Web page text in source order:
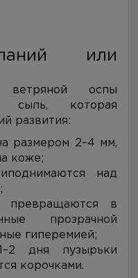
или
ветряной оспы
сыпь, которая
развития:
размером 2–4 мм,
коже;
над
превращаются в
прозрачной
гиперемией;
дня пузырьки
корочками.